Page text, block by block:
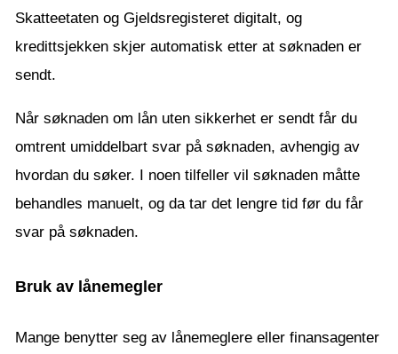
Skatteetaten og Gjeldsregisteret digitalt, og
kredittsjekken skjer automatisk etter at søknaden er
sendt.
Når søknaden om lån uten sikkerhet er sendt får du
omtrent umiddelbart svar på søknaden, avhengig av
hvordan du søker. I noen tilfeller vil søknaden måtte
behandles manuelt, og da tar det lengre tid før du får
svar på søknaden.
Bruk av lånemegler
Mange benytter seg av lånemeglere eller finansagenter